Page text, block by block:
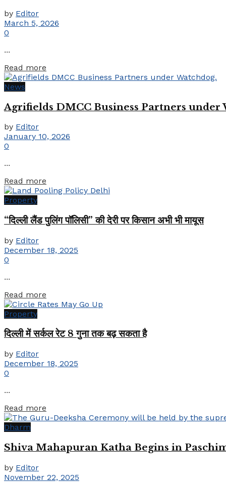
by Editor
March 5, 2026
0
...
Read more
News
Agrifields DMCC Business Partners under
by Editor
January 10, 2026
0
...
Read more
Property
“दिल्ली लैंड पुलिंग पॉलिसी” की देरी पर किसान अभी भी मायूस
by Editor
December 18, 2025
0
...
Read more
Property
दिल्ली में सर्कल रेट 8 गुना तक बढ़ सकता है
by Editor
December 18, 2025
0
...
Read more
Dharm
Shiva Mahapuran Katha Begins in
by Editor
November 22, 2025